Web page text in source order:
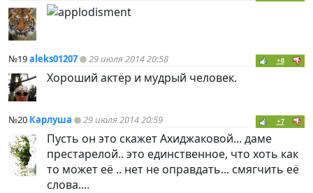
№19aleks01207 29 июля 2014 20:58 +8
Хороший актёр и мудрый человек.
№20 Карлуша 29 июля 2014 20:59 +7
Пусть он это скажет Ахиджаковой... даме
престарелой.. это единственное, что хоть как
то может её .. нет не оправдать... смягчить её
слова....